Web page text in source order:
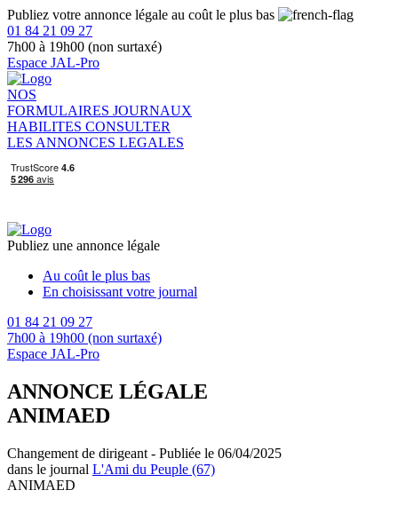
Publiez votre annonce légale au coût le plus bas
01 84 21 09 27
7h00 à 19h00 (non surtaxé)
Espace JAL-Pro
NOS
FORMULAIRES JOURNAUX
HABILITES CONSULTER
LES ANNONCES LEGALES
Publiez une annonce légale
Au coût le plus bas
En choisissant votre journal
01 84 21 09 27
7h00 à 19h00 (non surtaxé)
Espace JAL-Pro
ANNONCE LÉGALE
ANIMAED
Changement de dirigeant - Publiée le 06/04/2025
dans le journal L'Ami du Peuple (67)
ANIMAED